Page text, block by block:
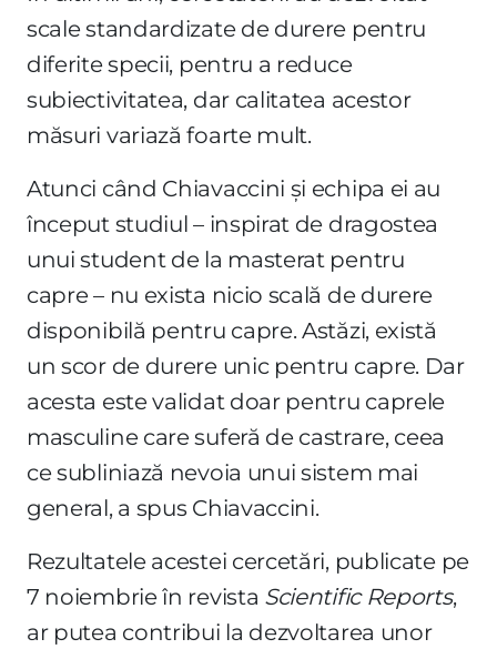
scale standardizate de durere pentru
diferite specii, pentru a reduce
subiectivitatea, dar calitatea acestor
măsuri variază foarte mult.
Atunci când Chiavaccini și echipa ei au
început studiul – inspirat de dragostea
unui student de la masterat pentru
capre – nu exista nicio scală de durere
disponibilă pentru capre. Astăzi, există
un scor de durere unic pentru capre. Dar
acesta este validat doar pentru caprele
masculine care suferă de castrare, ceea
ce subliniază nevoia unui sistem mai
general, a spus Chiavaccini.
Rezultatele acestei cercetări, publicate pe
7 noiembrie în revista Scientific Reports,
ar putea contribui la dezvoltarea unor